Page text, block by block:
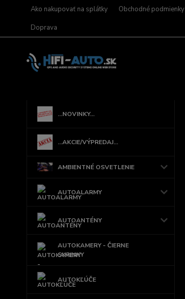
Ako nakupovať na splátky Obchodné podmienky
Doprava
...NOVINKY...
...AKCIE/VÝPREDAJ...
AMBIENTNÉ OSVETLENIE
AUTOALARMY
AUTOANTÉNY
AUTOKAMERY - ČIERNE
SKRINKY
AUTOKĽÚČE